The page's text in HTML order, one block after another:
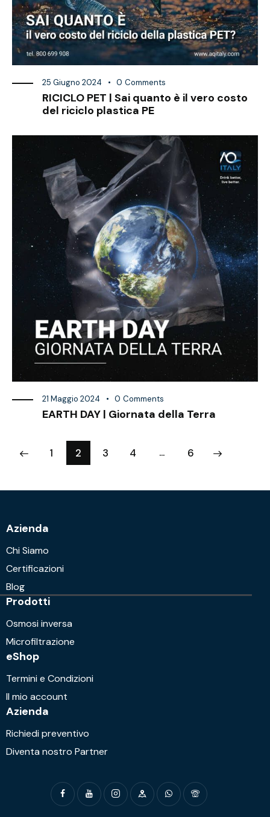
25 Giugno 2024 0 Comments
RICICLO PET | Sai quanto è il vero costo
del riciclo plastica PE
21 Maggio 2024 0 Comments
EARTH DAY | Giornata della Terra
1 2 3 4 … 6
>
Azienda
Chi Siamo
Certificazioni
Blog
Prodotti
Osmosi inversa
Microfiltrazione
eShop
Termini e Condizioni
Il mio account
Azienda
Richiedi preventivo
Diventa nostro Partner